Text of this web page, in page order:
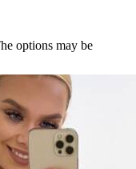
options may be